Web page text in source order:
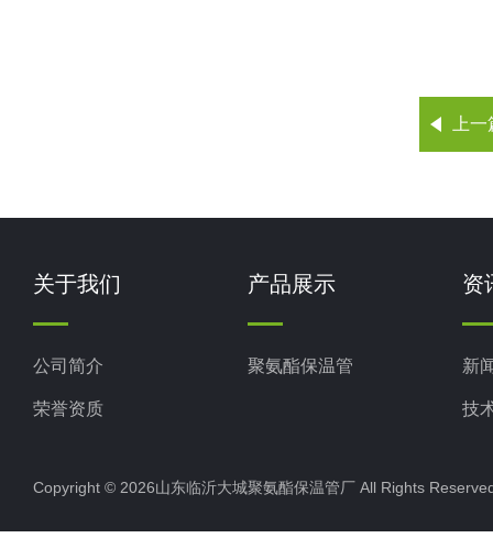
上
关于我们
公司简介
荣誉资质
产品展示
聚氨酯保温管
资
新
技
Copyright © 2026山东临沂大城聚氨酯保温管厂 All Rights